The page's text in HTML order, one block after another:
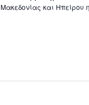
Μακεδονίας και Ηπείρου